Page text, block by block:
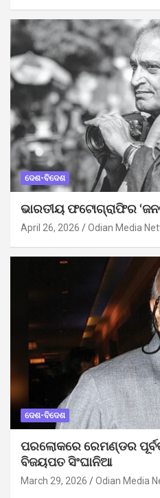
ଦେଶ-ବିଦେଶ
ଭାରତୀୟ ଫଟୋଗ୍ରାଫିର
April 26, 2026 Odian Media
ଦେଶ-ବିଦେଶ
ପରଲୋକରେ ରେମଣ୍ଡର
ବିଜୟପତ ସିଂଘାନିଆ
March 29, 2026 Odian Media